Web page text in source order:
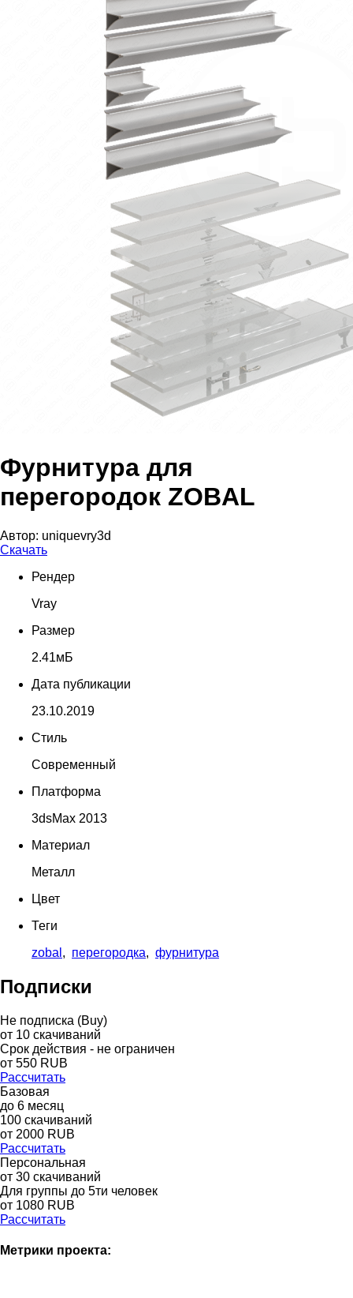
Фурнитура для
перегородок ZOBAL
Автор: uniquevry3d
Скачать
Рендер
Vray
Размер
2.41мБ
Дата публикации
23.10.2019
Стиль
Современный
Платформа
3dsMax 2013
Материал
Металл
Цвет
Теги
zobal , перегородка, фурнитура
Подписки
Не подписка (Buy)
от 10 скачиваний
Срок действия - не ограничен
от 550 RUB
Рассчитать
Базовая
до 6 месяц
100 скачиваний
от 2000 RUB
Рассчитать
Персональная
от 30 скачиваний
Для группы до 5ти человек
от 1080 RUB
Рассчитать
Метрики проекта: